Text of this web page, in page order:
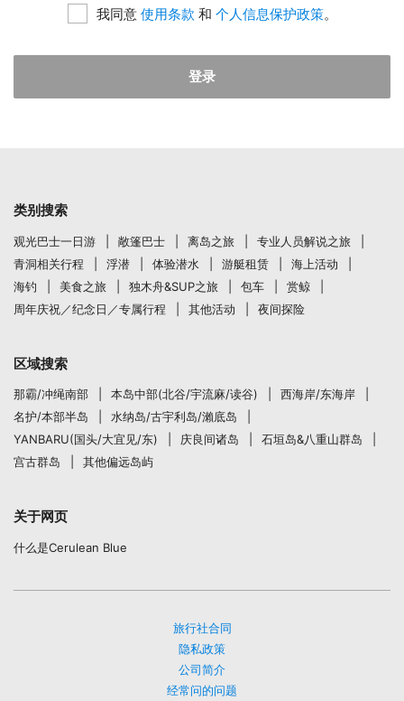
我同意 使用条款 和 个人信息保护政策。
登录
类别搜索
观光巴士一日游 敞篷巴士 离岛之旅
专业人员解说之旅
青洞相关行程
浮潜 体验潜水 游艇租赁
海上活动
海钓
美食之旅 独木舟&SUP之旅 包车
赏鲸
周年庆祝／纪念日／专属行程
其他活动 夜间探险
区域搜索
那霸/冲绳南部 本岛中部(北谷/宇流麻/读谷)
西海岸/东海岸
名护/本部半岛
水纳岛/古宇利岛/瀨底岛
YANBARU(国头/大宜见/东)
庆良间诸岛
石垣岛&八重山群岛
宫古群岛
其他偏远岛屿
关于网页
什么是Cerulean Blue
旅行社合同
隐私政策
公司简介
经常问的问题